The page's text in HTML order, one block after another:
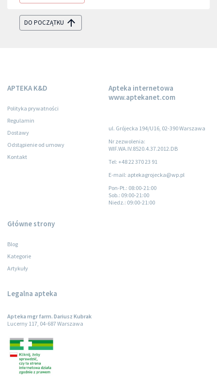
DO POCZĄTKU
APTEKA K&D
Polityka prywatności
Regulamin
Dostawy
Odstąpienie od umowy
Kontakt
Apteka internetowa
www.aptekanet.com
ul. Grójecka 194/U16, 02-390 Warszawa
Nr zezwolenia:
WIF.WA.IV.8520.4.37.2012.DB
Tel: +48 22 370 23 91
E-mail: aptekagrojecka@wp.pl
Pon-Pt.: 08:00-21:00
Sob.: 09:00-21:00
Niedz.: 09:00-21:00
Główne strony
Blog
Kategorie
Artykuły
Legalna apteka
Apteka mgr farm. Dariusz Kubrak
Lucerny 117, 04-687 Warszawa